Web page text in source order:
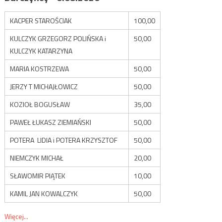
KACPER STAROŚCIAK
100,00
KULCZYK GRZEGORZ POLIŃSKA i
KULCZYK KATARZYNA
50,00
MARIA KOSTRZEWA
50,00
JERZY T MICHAJŁOWICZ
50,00
KOZIOŁ BOGUSŁAW
35,00
PAWEŁ ŁUKASZ ZIEMIAŃSKI
50,00
POTERA LIDIA i POTERA KRZYSZTOF
50,00
NIEMCZYK MICHAŁ
20,00
SŁAWOMIR PIĄTEK
10,00
KAMIL JAN KOWALCZYK
50,00
Więcej...